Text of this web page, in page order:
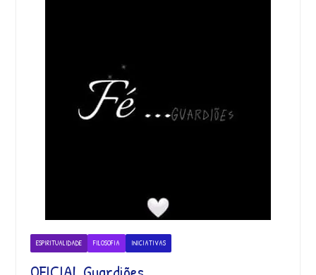
ESPIRITUALIDADE FILOSOFIA INICIATIVAS